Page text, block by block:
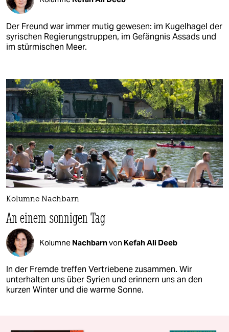
Der Freund war immer mutig gewesen: im Kugelhagel der
syrischen Regierungstruppen, im Gefängnis Assads und
im stürmischen Meer.
Kolumne Nachbarn
An einem sonnigen Tag
Kolumne Nachbarnvon Kefah Ali Deeb
In der Fremde treffen Vertriebene zusammen. Wir
unterhalten uns über Syrien und erinnern uns an den
kurzen Winter und die warme Sonne.